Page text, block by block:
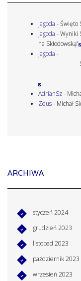
Jagoda -Święto
Jagoda -Wyniki
na Skłodowską”
Jagoda -
AdrianSz-
Zeus- Michał
ARCHIWA
styczeń 2024
grudzień 2023
listopad 2023
październik 2023
wrzesień 2023